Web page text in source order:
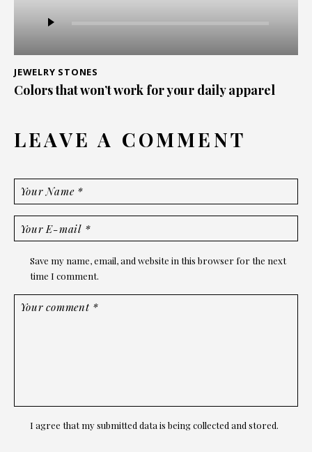
LEAVE A COMMENT
Save my name, email, and website in this browser for the next
time I comment.
I agree that my submitted data is being collected and stored.
Player
JEWELRY STONES
Colors that won’t work for your daily apparel